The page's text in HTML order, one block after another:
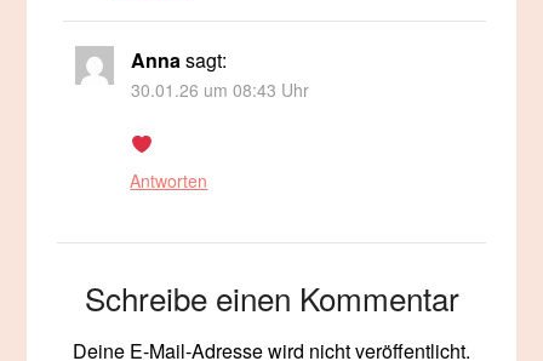
Annasagt:
30.01.26 um 08:43 Uhr
Antworten
Schreibe einen Kommentar
Deine E-Mail-Adresse wird nicht veröffentlicht.